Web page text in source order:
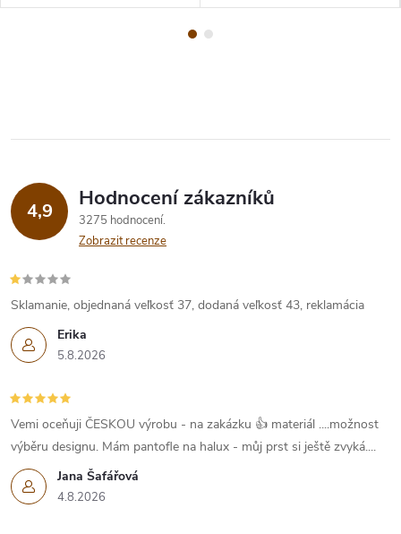
4,9 Hodnocení zákazníků
3275 hodnocení
Zobrazit recenze
Erika
5.8.2026
Sklamanie, objednaná veľkosť 37, dodaná veľkosť 43, reklamácia
Jana Šafářová
4.8.2026
Vemi oceňuji ČESKOU výrobu - na zakázku 👍 materiál ....možnost
výběru designu. Mám pantofle na halux - můj prst si ještě zvyká....